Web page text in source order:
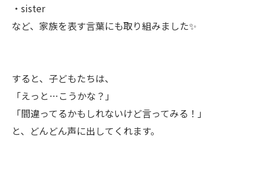
・sister
など、家族を表す言葉にも取り組みました✨
すると、子どもたちは、
「えっと…こうかな？」
「間違ってるかもしれないけど言ってみる！」
と、どんどん声に出してくれます。